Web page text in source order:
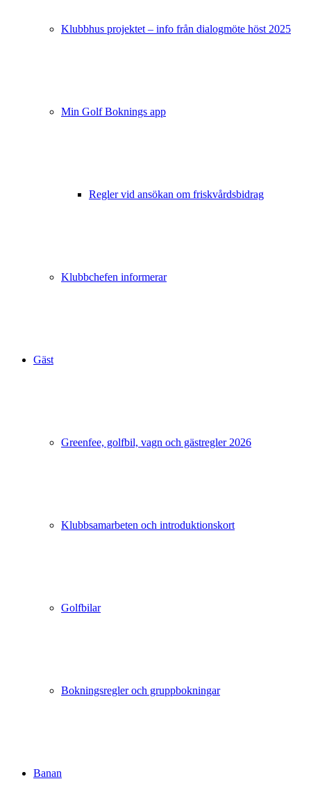
Klubbhus projektet – info från dialogmöte höst 2025
Min Golf Boknings app
Regler vid ansökan om friskvårdsbidrag
Klubbchefen informerar
Gäst
Greenfee, golfbil, vagn och gästregler 2026
Klubbsamarbeten och introduktionskort
Golfbilar
Bokningsregler och gruppbokningar
Banan